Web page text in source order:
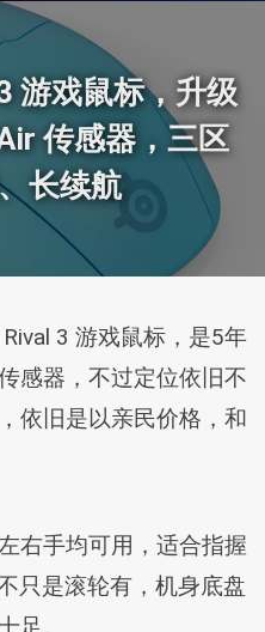
游戏鼠标，升级
传感器，三区
长续航
3 游戏鼠标，是5年
感器，不过定位依旧不
依旧是以亲民价格，和
右手均可用，适合指握
只是滚轮有，机身底盘